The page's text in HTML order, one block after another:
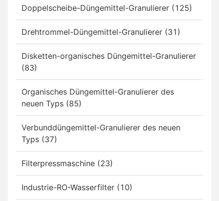
Doppelscheibe-Düngemittel-Granulierer (125)
Drehtrommel-Düngemittel-Granulierer (31)
Disketten-organisches Düngemittel-Granulierer
(83)
Organisches Düngemittel-Granulierer des
neuen Typs (85)
Verbunddüngemittel-Granulierer des neuen
Typs (37)
Filterpressmaschine (23)
Industrie-RO-Wasserfilter (10)